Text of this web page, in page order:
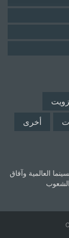
أخرى
العالمية وآفاق
الشعوب